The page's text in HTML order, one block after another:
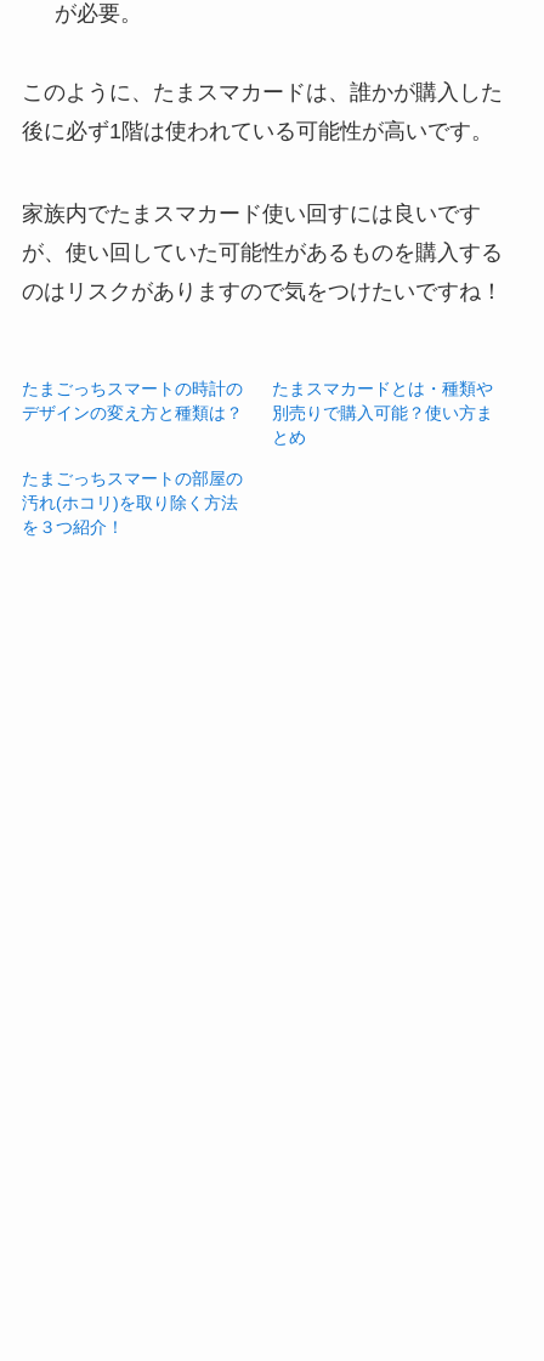
が必要。
このように、たまスマカードは、誰かが購入した
後に必ず1階は使われている可能性が高いです。
家族内でたまスマカード使い回すには良いです
が、使い回していた可能性があるものを購入する
のはリスクがありますので気をつけたいですね！
たまごっちスマートの時計の
デザインの変え方と種類は？
たまスマカードとは・種類や
別売りで購入可能？使い方ま
とめ
たまごっちスマートの部屋の
汚れ(ホコリ)を取り除く方法
を３つ紹介！